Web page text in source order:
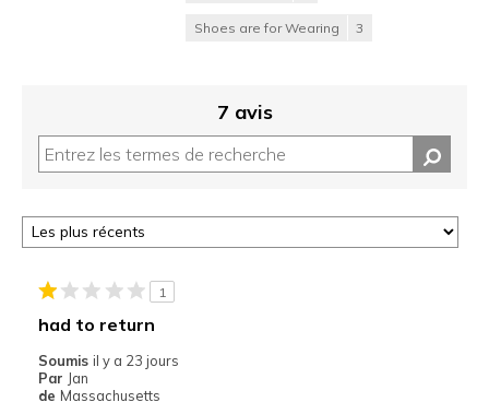
Shoes are for Wearing 3
7 avis
1
had to return
Soumis il y a 23 jours
Par Jan
de Massachusetts